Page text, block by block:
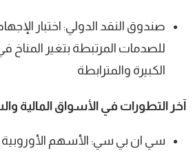
صندوق النقد الدولي: اختبار
للصدمات المرتبطة بتغير المناخ
الكبيرة والمترابطة
آخر التطورات في الأسواق المالية
سي ان بي سي: الأسهم الأوروبية